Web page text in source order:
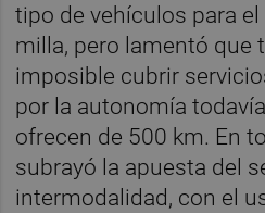
tipo de vehículos para
milla, pero lamentó que
imposible cubrir
por la autonomía
ofrecen de 500 km. En
subrayó la apuesta del
intermodalidad, con el